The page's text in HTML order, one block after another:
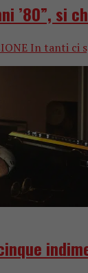
’80”, si
In tanti